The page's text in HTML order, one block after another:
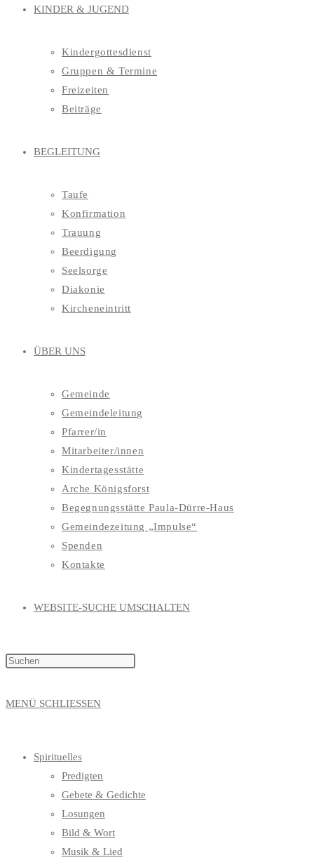
KINDER & JUGEND
Kindergottesdienst
Gruppen & Termine
Freizeiten
Beiträge
BEGLEITUNG
Taufe
Konfirmation
Trauung
Beerdigung
Seelsorge
Diakonie
Kircheneintritt
ÜBER UNS
Gemeinde
Gemeindeleitung
Pfarrer/in
Mitarbeiter/innen
Kindertagesstätte
Arche Königsforst
Begegnungsstätte Paula-Dürre-Haus
Gemeindezeitung „Impulse“
Spenden
Kontakte
WEBSITE-SUCHE UMSCHALTEN
MENÜ SCHLIESSEN
Spirituelles
Predigten
Gebete & Gedichte
Losungen
Bild & Wort
Musik & Lied